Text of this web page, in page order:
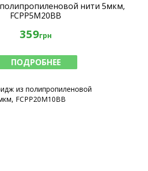
нити 5мкм,
FCPP5M20BB
359грн
ПОДРОБНЕЕ